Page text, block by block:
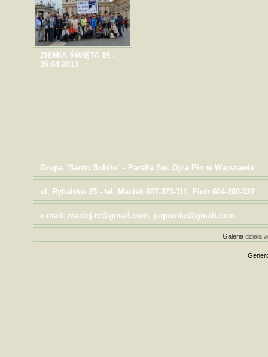
ZIEMIA ŚWIĘTA 19 -
26.04.2013
Grupa "Santo Subito" - Parafia Św. Ojca Pio w Warszawie
ul. Rybałtów 25 - tel. Maciek 607-370-111, Piotr 604-280-522
e-mail: maciej.tc@gmail.com, popoinke@gmail.com
Galeriadziała